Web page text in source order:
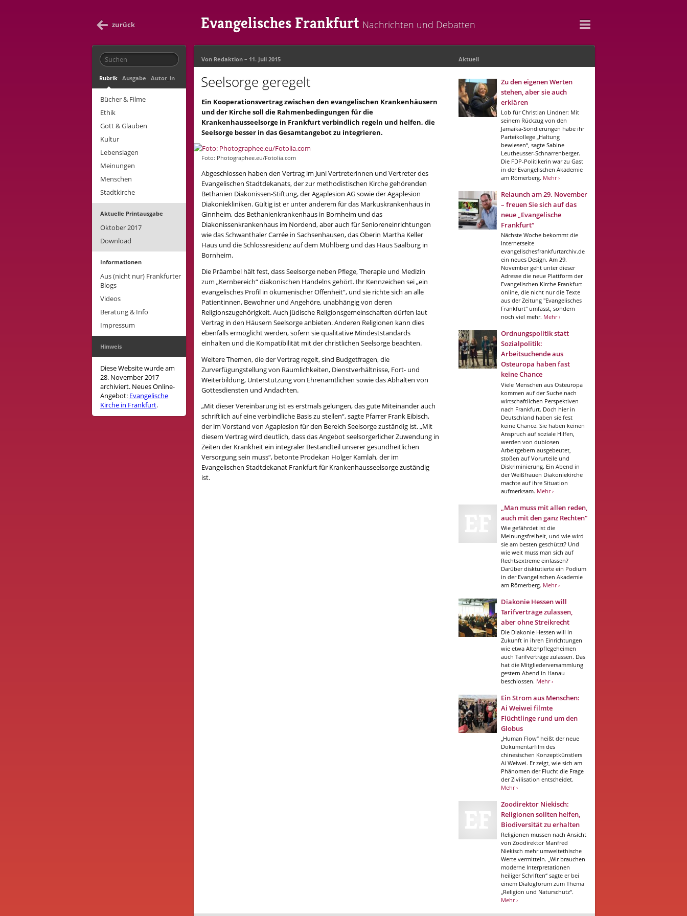
Evangelisches Frankfurt Nachrichten und Debatten
zurück
Rubrik Ausgabe Autor_in
Bücher & Filme
Ethik
Gott & Glauben
Kultur
Lebenslagen
Meinungen
Menschen
Stadtkirche
Aktuelle Printausgabe
Oktober 2017
Download
Informationen
Aus (nicht nur) Frankfurter
Blogs
Videos
Beratung & Info
Impressum
Hinweis
Diese Website wurde am
28. November 2017
archiviert. Neues Online-
Angebot: Evangelische
Kirche in Frankfurt.
Aktuell
Zu den eigenen Werten
stehen, aber sie auch
erklären
Lob für Christian Lindner: Mit
seinem Rückzug von den
Jamaika-Sondierungen habe ihr
Parteikollege „Haltung
bewiesen“, sagte Sabine
Leutheusser-Schnarrenberger.
Die FDP-Politikerin war zu Gast
in der Evangelischen Akademie
am Römerberg. Mehr ›
Relaunch am 29. November
– freuen Sie sich auf das
neue „Evangelische
Frankfurt“
Nächste Woche bekommt die
Internetseite
evangelischesfrankfurtarchiv.de
ein neues Design. Am 29.
November geht unter dieser
Adresse die neue Plattform der
Evangelischen Kirche Frankfurt
online, die nicht nur die Texte
aus der Zeitung "Evangelisches
Frankfurt" umfasst, sondern
noch viel mehr. Mehr ›
Ordnungspolitik statt
Sozialpolitik:
Arbeitsuchende aus
Osteuropa haben fast
keine Chance
Viele Menschen aus Osteuropa
kommen auf der Suche nach
wirtschaftlichen Perspektiven
nach Frankfurt. Doch hier in
Deutschland haben sie fest
keine Chance. Sie haben keinen
Anspruch auf soziale Hilfen,
werden von dubiosen
Arbeitgebern ausgebeutet,
stoßen auf Vorurteile und
Diskriminierung. Ein Abend in
der Weißfrauen Diakoniekirche
machte auf ihre Situation
aufmerksam. Mehr ›
„Man muss mit allen reden,
auch mit den ganz Rechten“
Wie gefährdet ist die
Meinungsfreiheit, und wie wird
sie am besten geschützt? Und
wie weit muss man sich auf
Rechtsextreme einlassen?
Darüber disktutierte ein Podium
in der Evangelischen Akademie
am Römerberg. Mehr ›
Diakonie Hessen will
Tarifverträge zulassen,
aber ohne Streikrecht
Die Diakonie Hessen will in
Zukunft in ihren Einrichtungen
wie etwa Altenpflegeheimen
auch Tarifverträge zulassen. Das
hat die Mitgliederversammlung
gestern Abend in Hanau
beschlossen. Mehr ›
Ein Strom aus Menschen:
Ai Weiwei filmte
Flüchtlinge rund um den
Globus
„Human Flow“ heißt der neue
Dokumentarfilm des
chinesischen Konzeptkünstlers
Ai Weiwei. Er zeigt, wie sich am
Phänomen der Flucht die Frage
der Zivilisation entscheidet.
Mehr ›
Zoodirektor Niekisch:
Religionen sollten helfen,
Biodiversität zu erhalten
Religionen müssen nach Ansicht
von Zoodirektor Manfred
Niekisch mehr umweltethische
Werte vermitteln. „Wir brauchen
moderne Interpretationen
heiliger Schriften“ sagte er bei
einem Dialogforum zum Thema
„Religion und Naturschutz“.
Mehr ›
Von Redaktion – 11. Juli 2015
Seelsorge geregelt
Ein Kooperationsvertrag zwischen den evangelischen Krankenhäusern
und der Kirche soll die Rahmenbedingungen für die
Krankenhausseelsorge in Frankfurt verbindlich regeln und helfen, die
Seelsorge besser in das Gesamtangebot zu integrieren.
Foto: Photographee.eu/Fotolia.com
Abgeschlossen haben den Vertrag im Juni Vertreterinnen und Vertreter des
Evangelischen Stadtdekanats, der zur methodistischen Kirche gehörenden
Bethanien Diakonissen-Stiftung, der Agaplesion AG sowie der Agaplesion
Diakoniekliniken. Gültig ist er unter anderem für das Markuskrankenhaus in
Ginnheim, das Bethanienkrankenhaus in Bornheim und das
Diakonissenkrankenhaus im Nordend, aber auch für Senioreneinrichtungen
wie das Schwanthaler Carrée in Sachsenhausen, das Oberin Martha Keller
Haus und die Schlossresidenz auf dem Mühlberg und das Haus Saalburg in
Bornheim.
Die Präambel hält fest, dass Seelsorge neben Pflege, Therapie und Medizin
zum „Kernbereich“ diakonischen Handelns gehört. Ihr Kennzeichen sei „ein
evangelisches Profil in ökumenischer Offenheit“, und sie richte sich an alle
Patientinnen, Bewohner und Angehöre, unabhängig von deren
Religionszugehörigkeit. Auch jüdische Religionsgemeinschaften dürfen laut
Vertrag in den Häusern Seelsorge anbieten. Anderen Religionen kann dies
ebenfalls ermöglicht werden, sofern sie qualitative Mindeststandards
einhalten und die Kompatibilität mit der christlichen Seelsorge beachten.
Weitere Themen, die der Vertrag regelt, sind Budgetfragen, die
Zurverfügungstellung von Räumlichkeiten, Dienstverhältnisse, Fort- und
Weiterbildung, Unterstützung von Ehrenamtlichen sowie das Abhalten von
Gottesdiensten und Andachten.
„Mit dieser Vereinbarung ist es erstmals gelungen, das gute Miteinander auch
schriftlich auf eine verbindliche Basis zu stellen“, sagte Pfarrer Frank Eibisch,
der im Vorstand von Agaplesion für den Bereich Seelsorge zuständig ist. „Mit
diesem Vertrag wird deutlich, dass das Angebot seelsorgerlicher Zuwendung in
Zeiten der Krankheit ein integraler Bestandteil unserer gesundheitlichen
Versorgung sein muss“, betonte Prodekan Holger Kamlah, der im
Evangelischen Stadtdekanat Frankfurt für Krankenhausseelsorge zuständig
ist.